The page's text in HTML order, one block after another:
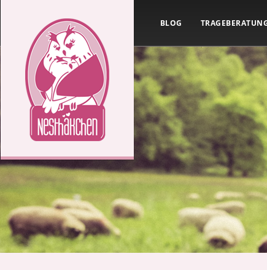
BLOG